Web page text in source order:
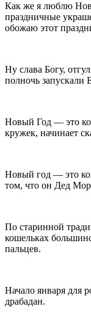
Как же я люблю
праздничные
обожаю этот
Ну слава Богу,
полночь запускали
Новый Год — это
кружек, начинает
Новый год — это
том, что он Дед
По старинной
кошельках
пальцев.
Начало января для
драбадан.